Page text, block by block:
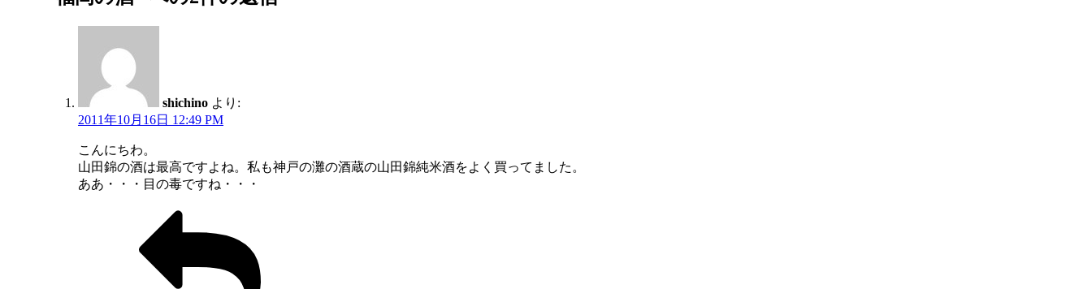
shichino より:
2011年10月16日 12:49 PM
こんにちわ。
山田錦の酒は最高ですよね。私も神戸の灘の酒蔵の山田錦純米酒をよく買ってました。
ああ・・・目の毒ですね・・・